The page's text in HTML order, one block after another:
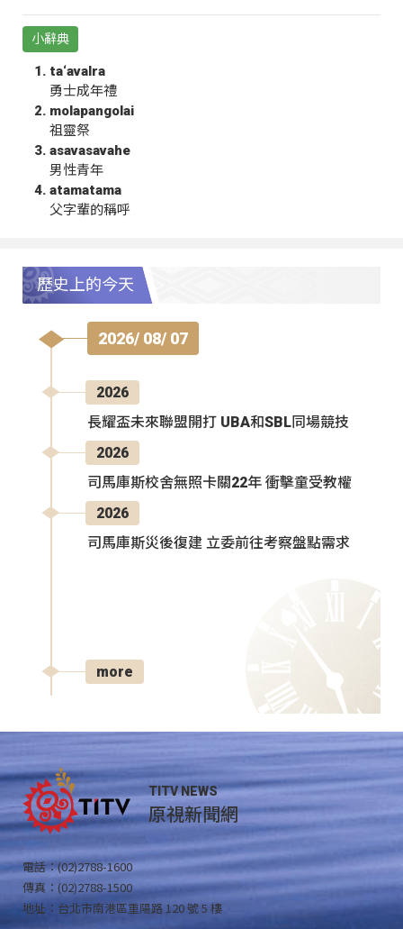
小辭典
ta‘avalra
勇士成年禮
molapangolai
祖靈祭
asavasavahe
男性青年
atamatama
父字輩的稱呼
歷史上的今天
2026/ 08/ 07
2026
長耀盃未來聯盟開打 UBA和SBL同場競技
2026
司馬庫斯校舍無照卡關22年 衝擊童受教權
2026
司馬庫斯災後復建 立委前往考察盤點需求
more
TITV NEWS
原視新聞網
電話：(02)2788-1600
傳真：(02)2788-1500
地址：台北市南港區重陽路 120 號 5 樓